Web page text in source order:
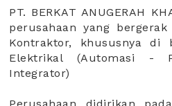
PT. BERKAT ANUGERAH
perusahaan yang
Kontraktor, khususnya di
Elektrikal (Automasi -
Integrator)